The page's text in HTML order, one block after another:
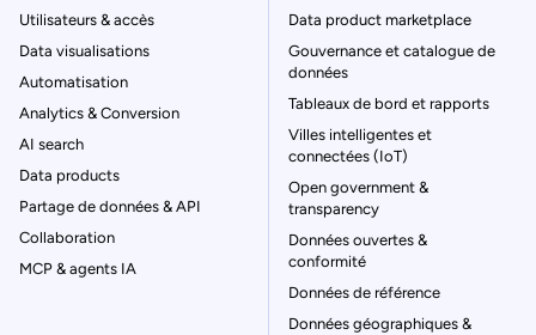
Utilisateurs & accès
Data visualisations
Automatisation
Analytics & Conversion
AI search
Data products
Partage de données & API
Collaboration
MCP & agents IA
Data product marketplace
Gouvernance et catalogue de
données
Tableaux de bord et rapports
Villes intelligentes et
connectées (IoT)
Open government &
transparency
Données ouvertes &
conformité
Données de référence
Données géographiques &